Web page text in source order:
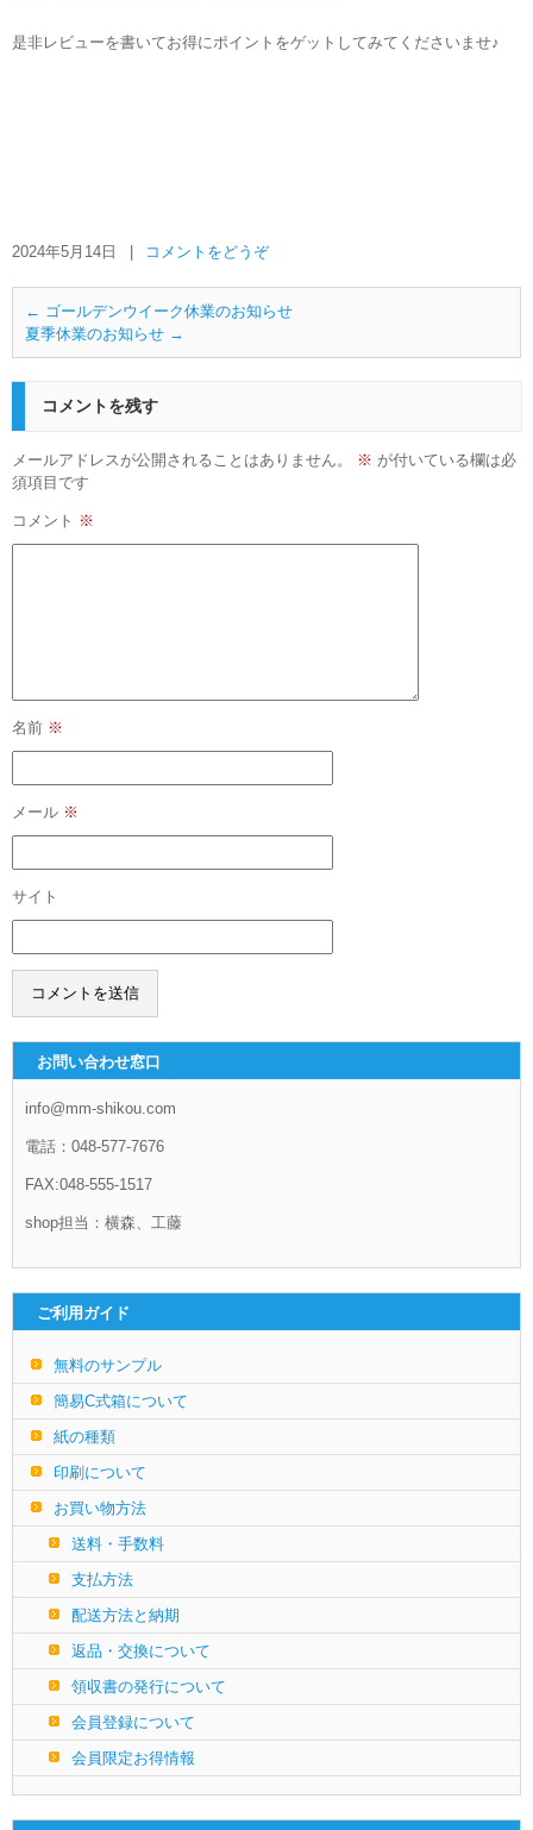
是非レビューを書いてお得にポイントをゲットしてみてくださいませ♪
2024年5月14日 | コメントをどうぞ
← ゴールデンウイーク休業のお知らせ
夏季休業のお知らせ →
コメントを残す
メールアドレスが公開されることはありません。 ※ が付いている欄は必
須項目です
コメント ※
名前 ※
メール ※
サイト
お問い合わせ窓口
info@mm-shikou.com
電話：048-577-7676
FAX:048-555-1517
shop担当：横森、工藤
ご利用ガイド
無料のサンプル
簡易C式箱について
紙の種類
印刷について
お買い物方法
送料・手数料
支払方法
配送方法と納期
返品・交換について
領収書の発行について
会員登録について
会員限定お得情報